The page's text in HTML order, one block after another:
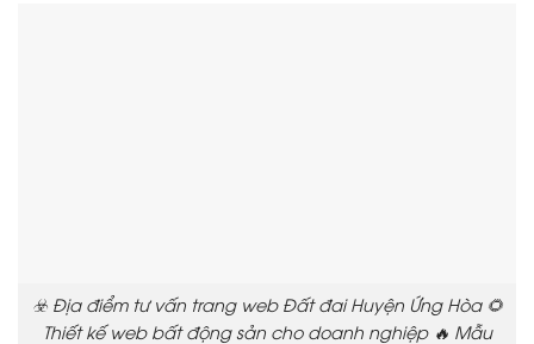
☣️ Địa điểm tư vấn trang web Đất đai Huyện Ứng Hòa 🌻
Thiết kế web bất động sản cho doanh nghiệp 🔥 Mẫu